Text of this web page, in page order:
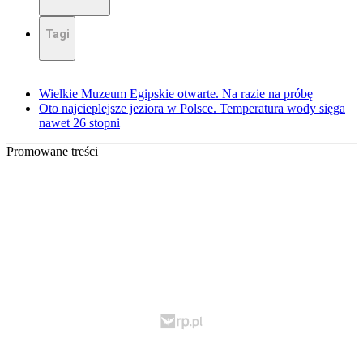
Tagi
Wielkie Muzeum Egipskie otwarte. Na razie na próbę
Oto najcieplejsze jeziora w Polsce. Temperatura wody sięga
nawet 26 stopni
Promowane treści